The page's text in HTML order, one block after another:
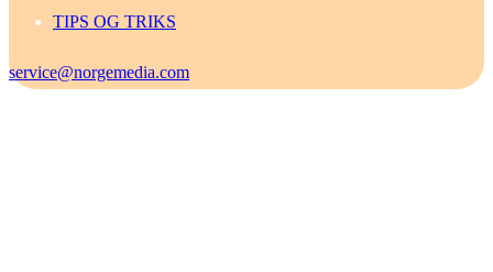
TIPS OG TRIKS
service@norgemedia.com